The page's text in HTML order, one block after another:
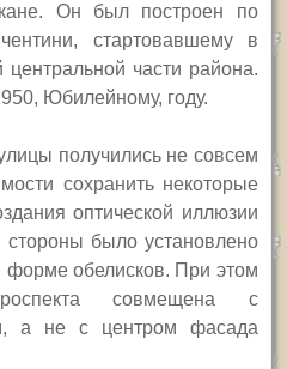
Он был построен по
стартовавшему в
центральной части района.
Юбилейному, году.
получились не совсем
сохранить некоторые
оптической иллюзии
было установлено
обелисков. При этом
совмещена с
а не с центром фасада